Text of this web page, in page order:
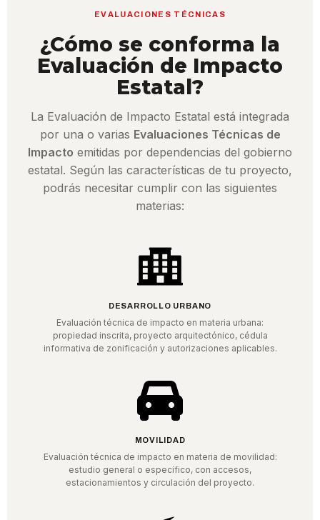
EVALUACIONES TÉCNICAS
¿Cómo se conforma la
Evaluación de Impacto
Estatal?
La Evaluación de Impacto Estatal está integrada
por una o varias Evaluaciones Técnicas de
Impacto emitidas por dependencias del gobierno
estatal. Según las características de tu proyecto,
podrás necesitar cumplir con las siguientes
materias:
DESARROLLO URBANO
Evaluación técnica de impacto en materia urbana:
propiedad inscrita, proyecto arquitectónico, cédula
informativa de zonificación y autorizaciones aplicables.
MOVILIDAD
Evaluación técnica de impacto en materia de movilidad:
estudio general o específico, con accesos,
estacionamientos y circulación del proyecto.